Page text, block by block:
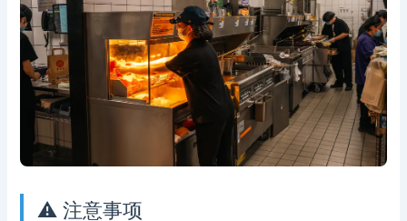
⚠️ 注意事项